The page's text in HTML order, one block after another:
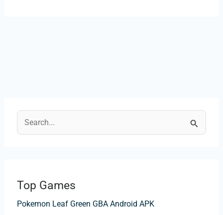
a
r
Top Games
Pokemon Leaf Green GBA Android APK